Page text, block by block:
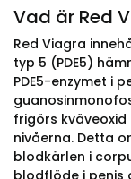
Vad är Red
Red Viagra
typ 5 (PDE5)
PDE5-enzymet i
frigörs kväveoxid
nivåerna. Detta
blodkärlen i
blodflöde i penis